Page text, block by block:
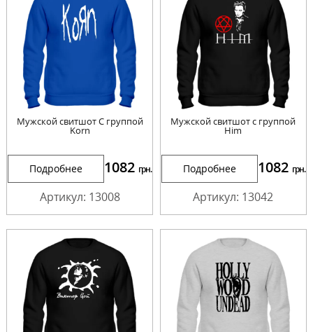
Мужской свитшот С группой
Korn
Подробнее 1082 грн.
Артикул: 13008
Мужской свитшот с группой
Him
Подробнее 1082 грн.
Артикул: 13042